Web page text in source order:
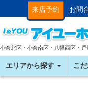
来店予約 お問
小倉北区・小倉南区・八幡西区・
エリアから探す こ